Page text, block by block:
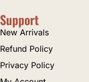
Support
New Arrivals
Refund Policy
Privacy Policy